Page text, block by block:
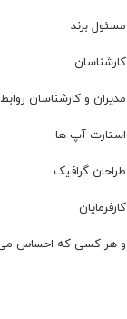
مسئول برند
کارشناسان
مدیران و کارشناسان
استارت آپ ها
طراحان گرافیک
کارفرمایان
و هر کسی که احساس می